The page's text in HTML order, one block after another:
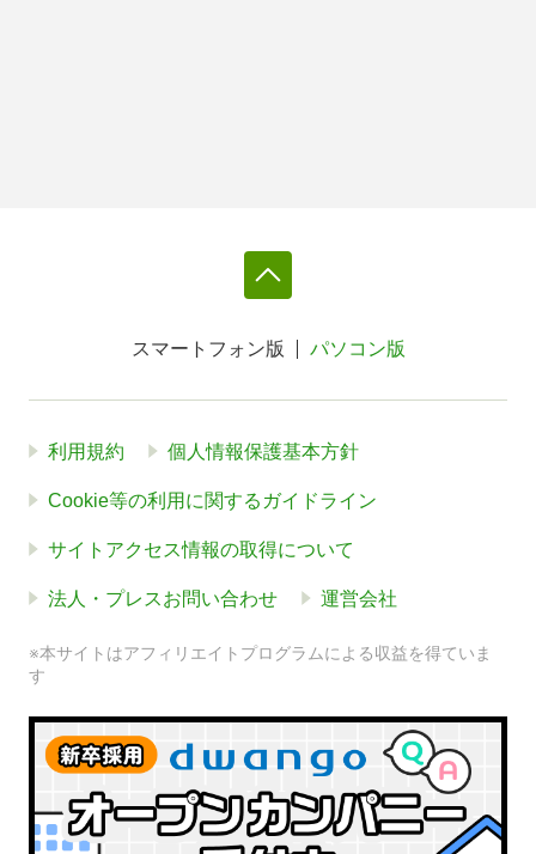
スマートフォン版 パソコン版
利用規約 個人情報保護基本方針
Cookie等の利用に関するガイドライン
サイトアクセス情報の取得について
法人・プレスお問い合わせ 運営会社
※本サイトはアフィリエイトプログラムによる収益を得ていま
す